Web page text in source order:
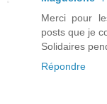
Merci pour
posts que je
Solidaires
Répondre